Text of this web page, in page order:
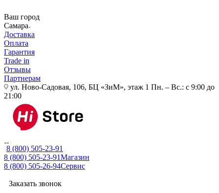
Ваш город
Самара
Доставка
Оплата
Гарантия
Trade in
Отзывы
Партнерам
ул. Ново-Садовая, 106, БЦ «ЗиМ», этаж 1 Пн. – Вс.: с 9:00 до
21:00
8 (800) 505-23-91
8 (800) 505-23-91Магазин
8 (800) 505-26-94Сервис
Заказать звонок